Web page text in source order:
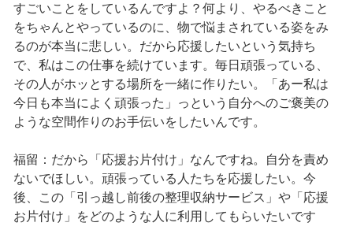
すごいことをしているんですよ？何より、やるべきこと
をちゃんとやっているのに、物で悩まされている姿をみ
るのが本当に悲しい。だから応援したいという気持ち
で、私はこの仕事を続けています。毎日頑張っている、
その人がホッとする場所を一緒に作りたい。「あー私は
今日も本当によく頑張った」っという自分へのご褒美の
ような空間作りのお手伝いをしたいんです。
福留：だから「応援お片付け」なんですね。自分を責め
ないでほしい。頑張っている人たちを応援したい。今
後、この「引っ越し前後の整理収納サービス」や「応援
お片付け」をどのような人に利用してもらいたいです